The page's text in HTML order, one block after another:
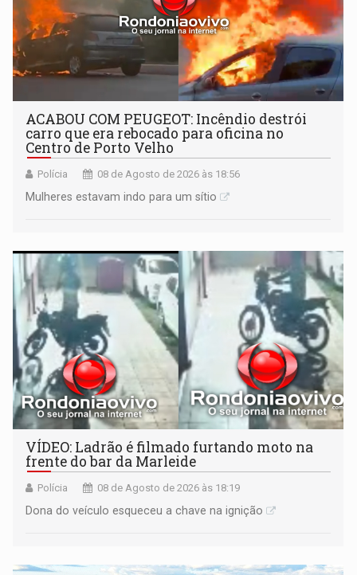
ACABOU COM PEUGEOT: Incêndio destrói
carro que era rebocado para oficina no
Centro de Porto Velho
Polícia 08 de Agosto de 2026 às 18:56
Mulheres estavam indo para um sítio
VÍDEO: Ladrão é filmado furtando moto na
frente do bar da Marleide
Polícia 08 de Agosto de 2026 às 18:19
Dona do veículo esqueceu a chave na ignição